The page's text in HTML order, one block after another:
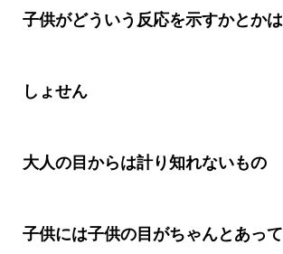
子供がどういう反応を示すかとかは
しょせん
大人の目からは計り知れないもの
子供には子供の目がちゃんとあって